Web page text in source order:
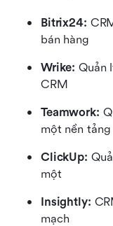
Bitrix24:
bán hàng
Wrike: Quản
CRM
Teamwork:
một nền tảng
ClickUp:
một
Insightly:
mạch